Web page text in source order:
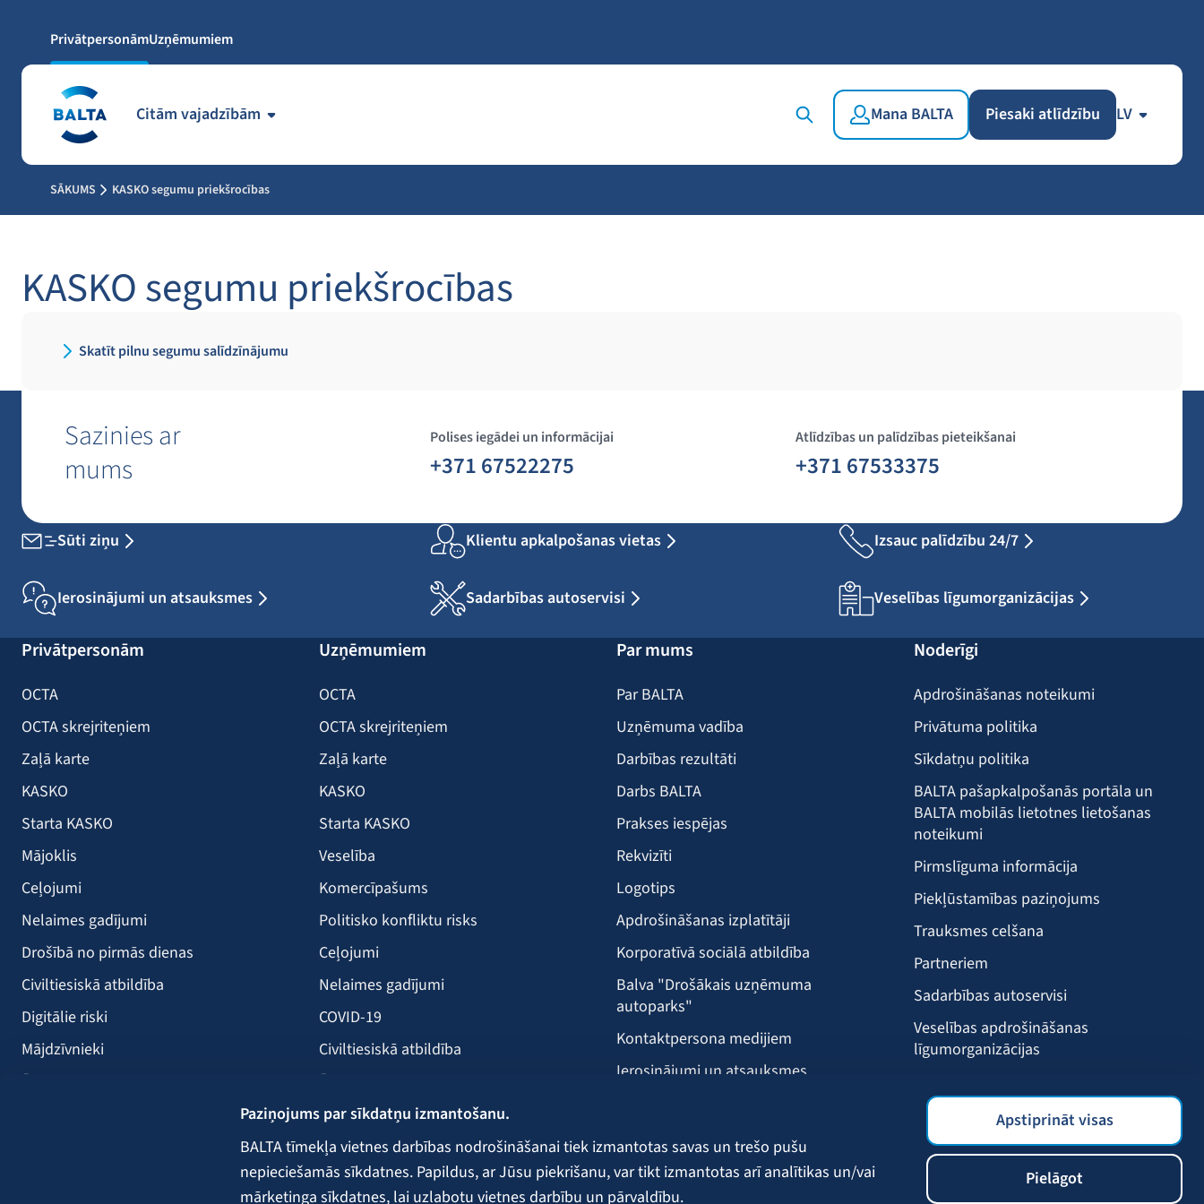
Paziņojums par sīkdatņu izmantošanu.
BALTA tīmekļa vietnes darbības nodrošināšanai tiek izmantotas savas un trešo pušu
nepieciešamās sīkdatnes. Papildus, ar Jūsu piekrišanu, var tikt izmantotas arī analītikas un/vai
mārketinga sīkdatnes, lai uzlabotu vietnes darbību un pārvaldību.
Apstiprināt visas
Pielāgot
PrivātpersonāmUzņēmumiem
Citām vajadzībām Mana BALTA Piesaki atlīdzību LV
SĀKUMS KASKO segumu priekšrocības
KASKO segumu priekšrocības
Skatīt pilnu segumu salīdzīnājumu
Sazinies ar
mums
Polises iegādei un informācijai
+371 67522275
Atlīdzības un palīdzības pieteikšanai
+371 67533375
Sūti ziņu Klientu apkalpošanas vietas Izsauc palīdzību 24/7
Ierosinājumi un atsauksmes Sadarbības autoservisi Veselības līgumorganizācijas
Privātpersonām
OCTA
OCTA skrejriteņiem
Zaļā karte
KASKO
Starta KASKO
Mājoklis
Ceļojumi
Nelaimes gadījumi
Drošībā no pirmās dienas
Civiltiesiskā atbildība
Digitālie riski
Mājdzīvnieki
Ērces
Uzņēmumiem
OCTA
OCTA skrejriteņiem
Zaļā karte
KASKO
Starta KASKO
Veselība
Komercīpašums
Politisko konfliktu risks
Ceļojumi
Nelaimes gadījumi
COVID-19
Civiltiesiskā atbildība
Ērces
Būvniecība
Lauksaimniecība
Kravas
Par mums
Par BALTA
Uzņēmuma vadība
Darbības rezultāti
Darbs BALTA
Prakses iespējas
Rekvizīti
Logotips
Apdrošināšanas izplatītāji
Korporatīvā sociālā atbildība
Balva "Drošākais uzņēmuma
autoparks"
Kontaktpersona medijiem
Ierosinājumi un atsauksmes
Noderīgi
Apdrošināšanas noteikumi
Privātuma politika
Sīkdatņu politika
BALTA pašapkalpošanās portāla un
BALTA mobilās lietotnes lietošanas
noteikumi
Pirmslīguma informācija
Piekļūstamības paziņojums
Trauksmes celšana
Partneriem
Sadarbības autoservisi
Veselības apdrošināšanas
līgumorganizācijas
BALTA mobilā lietotne
Klientu labumi